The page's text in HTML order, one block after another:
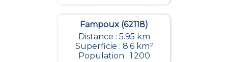
Fampoux (62118)
Distance : 5.95 km
Superficie : 8.6 km²
Population : 1 200